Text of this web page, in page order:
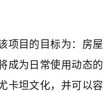
项目的目标为：房屋
成为日常使用动态的
卡坦文化，并可以容